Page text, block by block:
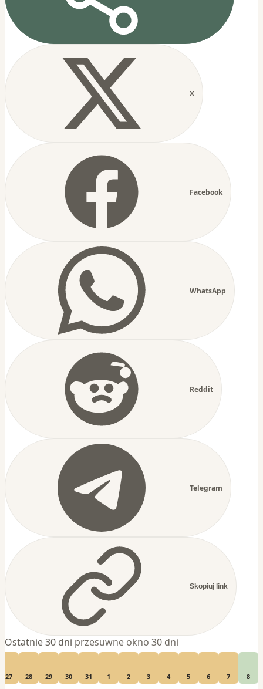
X
Facebook
WhatsApp
Reddit
Telegram
Skopiuj link
Ostatnie 30 dni przesuwne okno 30 dni
27 28 29 30 31 1 2 3 4 5 6 7 8